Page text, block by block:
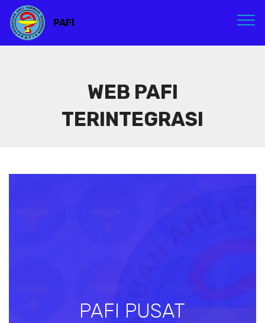
PAFI
WEB PAFI
TERINTEGRASI
PAFI PUSAT